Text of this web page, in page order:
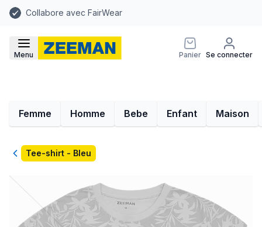
Collabore avec FairWear
Menu Panier Se connecter
Femme Homme Bebe Enfant Maison
RetourTee-shirt - Bleu